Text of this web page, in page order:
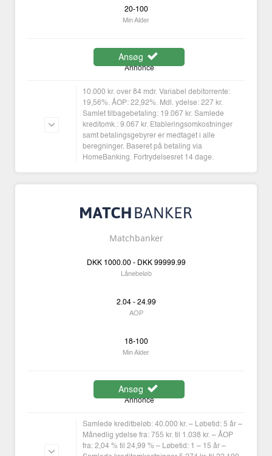
20-100
Min Alder
Ansøg
Annonce
10.000 kr. over 84 mdr. Variabel debitorrente:
19,56%. ÅOP: 22,92%. Mdl. ydelse: 227 kr.
Samlet tilbagebetaling: 19.067 kr. Samlede
kreditomk.: 9.067 kr. Etableringsomkostninger
samt betalingsgebyrer er medtaget i alle
beregninger. Baseret på betaling via
HomeBanking. Fortrydelsesret 14 dage.
Matchbanker
DKK1000.00 - DKK99999.99
Lånebeløb
2.04 - 24.99
AOP
18-100
Min Alder
Ansøg
Annonce
Samlede kreditbeløb: 40.000 kr. – Løbetid: 5 år –
Månedlig ydelse fra: 755 kr. til 1.038 kr. – ÅOP
fra: 2,04 % til 24,99 % – Løbetid: 1 – 15 år –